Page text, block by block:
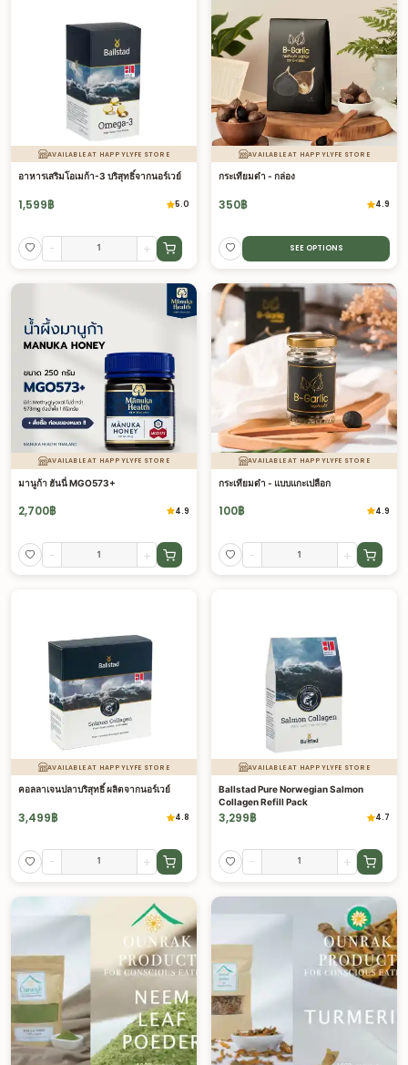
AVAILABLE AT HAPPYLYFE STORE
อาหารเสริมโอเมก้า-3 บริสุทธิ์จากนอร์เวย์
1,599฿ 5.0
- +
AVAILABLE AT HAPPYLYFE STORE
กระเทียมดำ - กล่อง
350฿ 4.9
SEE OPTIONS
AVAILABLE AT HAPPYLYFE STORE
มานูก้า ฮันนี่ MGO573+
2,700฿ 4.9
- +
AVAILABLE AT HAPPYLYFE STORE
กระเทียมดำ - แบบแกะเปลือก
100฿ 4.9
- +
AVAILABLE AT HAPPYLYFE STORE
คอลลาเจนปลาบริสุทธิ์ ผลิตจากนอร์เวย์
3,499฿ 4.8
- +
AVAILABLE AT HAPPYLYFE STORE
Ballstad Pure Norwegian Salmon
Collagen Refill Pack
3,299฿ 4.7
- +